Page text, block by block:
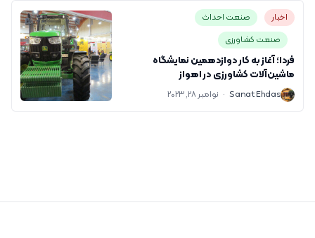
اخبار
صنعت احداث
صنعت کشاورزی
فردا؛ آغاز به کار دوازدهمین نمایشگاه
ماشین‌آلات کشاورزی در اهواز
S
Sanat Ehdas
· نوامبر 28, 2023